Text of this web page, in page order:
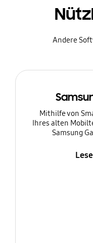
Andere
Mithilfe von
Ihres alten
Samsung